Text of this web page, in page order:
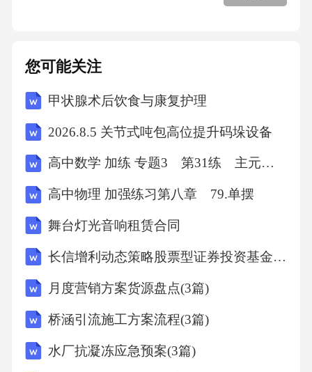
特色，需针对性培训。2.2.1内科护理
病护理，护士需掌握药物管理、病情观察、健
康教育等要点。2.2.2外科护理
护士需掌握正确准备与护理方法以减少并发
症。2.2.3妇产科护理
掌握孕妇监护、分娩配合、产后出血预防技
能。2.2.4儿科护理
儿科护理包括新生儿护理、儿童常见疾病的护
理等。护士需要掌握儿童的特点，如生长发
您可能关注
甲状腺术后饮食与康复护理
2026.8.5 关节式吨包高位提升码垛设备
高中数学 加练 专题3 第31练 主元变换
高中物理 加强练习第八章 79.单摆
舞台灯光音响租赁合同
长信增利动态策略股票型证券投资基金基金合同
月度营销方案货源盘点(3篇)
桥涵引流施工方案流程(3篇)
水厂抗凝冻应急预案(3篇)